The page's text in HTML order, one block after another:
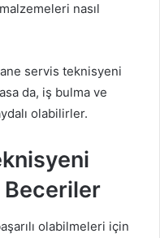
nasıl
servis teknisyeni
da, iş bulma ve
olabilirler.
Beceriler
olabilmeleri için